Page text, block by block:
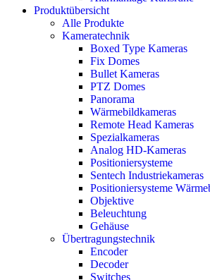
Produktübersicht
Alle Produkte
Kameratechnik
Boxed Type Kameras
Fix Domes
Bullet Kameras
PTZ Domes
Panorama
Wärmebildkameras
Remote Head Kameras
Spezialkameras
Analog HD-Kameras
Positioniersysteme
Sentech Industriekameras
Positioniersysteme
Objektive
Beleuchtung
Gehäuse
Übertragungstechnik
Encoder
Decoder
Switches